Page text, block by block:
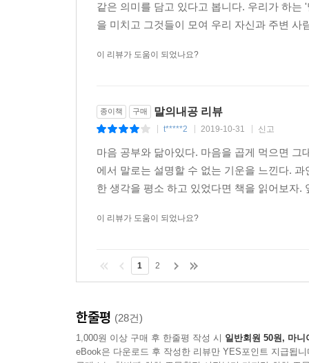
잘 받는다. 일례로 예의에 예민한 사람은 타인의
주곤 한다. -174쪽
내면의 말을 멈춘다는 것은 선입견과 편견으로
--- 본문 중에서
같은 의미를 담고 있다고 봅니다. 우리가 하
을 미치고 그것들이 모여 우리 자신과 주변
이 리뷰가 도움이 되었나요?
종이책 구매 말의내공 리뷰
t*****2 2019-10-31 신고
마음 공부와 닮아있다. 마음을 곱게 먹으면
에서 말로는 설명할 수 없는 기운을 느낀다.
한 생각을 평소 하고 있었다면 책을 읽어보자
이 리뷰가 도움이 되었나요?
1 2
한줄평 (28건)
1,000원 이상 구매 후 한줄평 작성 시 일반회원 50원, 마니
eBook은 다운로드 후 작성한 리뷰만 YES포인트 지급됩니